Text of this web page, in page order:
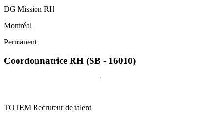
DG Mission RH
Montréal
Permanent
Coordonnatrice RH (SB - 16010)
TOTEM Recruteur de talent